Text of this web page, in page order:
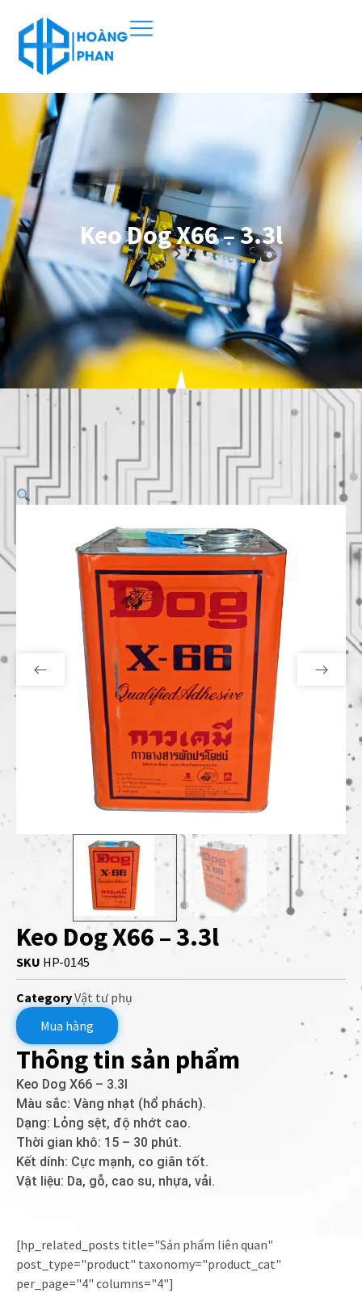
Keo Dog X66 – 3.3l
Keo Dog X66 – 3.3l
SKU HP-0145
CategoryVật tư phụ
Mua hàng
Thông tin sản phẩm
Keo Dog X66 – 3.3l
Màu sắc: Vàng nhạt (hổ phách).
Dạng: Lỏng sệt, độ nhớt cao.
Thời gian khô: 15 – 30 phút.
Kết dính: Cực mạnh, co giãn tốt.
Vật liệu: Da, gỗ, cao su, nhựa, vải.
[hp_related_posts title="Sản phẩm liên quan"
post_type="product" taxonomy="product_cat"
per_page="4" columns="4"]